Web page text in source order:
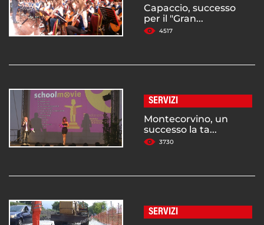
Capaccio, successo
per il "Gran...
4517
SERVIZI
Montecorvino, un
successo la ta...
3730
SERVIZI